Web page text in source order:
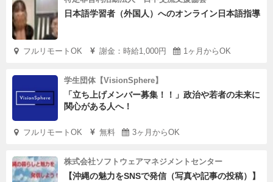
日本語学習者（外国人）へのオンライン日本語指導
フルリモートOK 謝金：時給1,000円 1ヶ月からOK
学生団体【VisionSphere】
「立ち上げメンバー募集！！」政治や若者の未来に
関心がある人へ！
フルリモートOK 無料 3ヶ月からOK
株式会社ソフトウェアマネジメントセンター
【沖縄の魅力をSNSで発信（写真や記事の投稿）】